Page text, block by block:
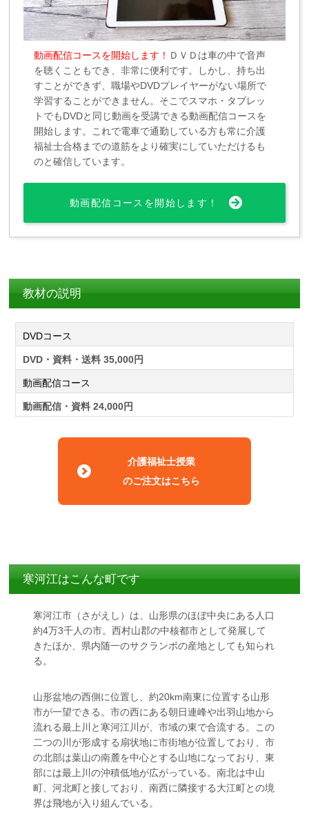
動画配信コースを開始します！ ＤＶＤは車の中で音声
を聴くこともでき、非常に便利です。しかし、持ち出
すことができず、職場やDVDプレイヤーがない場所で
学習することができません。そこでスマホ・タブレッ
トでもDVDと同じ動画を受講できる動画配信コースを
開始します。これで電車で通勤している方も常に介護
福祉士合格までの道筋をより確実にしていただけるも
のと確信しています。
動画配信コースを開始します！
教材の説明
DVDコース
DVD・資料・送料 35,000円
動画配信コース
動画配信・資料 24,000円
介護福祉士授業
のご注文はこちら
寒河江はこんな町です
寒河江市（さがえし）は、山形県のほぼ中央にある人口
約4万3千人の市。西村山郡の中核都市として発展して
きたほか、県内随一のサクランボの産地としても知られ
る。
山形盆地の西側に位置し、約20km南東に位置する山形
市が一望できる。市の西にある朝日連峰や出羽山地から
流れる最上川と寒河江川が、市域の東で合流する。この
二つの川が形成する扇状地に市街地が位置しており、市
の北部は葉山の南麓を中心とする山地になっており、東
部には最上川の沖積低地が広がっている。南北は中山
町、河北町と接しており、南西に隣接する大江町との境
界は飛地が入り組んでいる。